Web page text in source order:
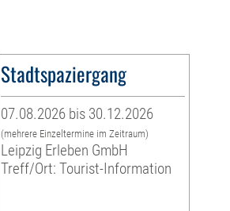
Stadtspaziergang
07.08.2026 bis 30.12.2026
(mehrere Einzeltermine im Zeitraum)
Leipzig Erleben GmbH
Treff/Ort: Tourist-Information